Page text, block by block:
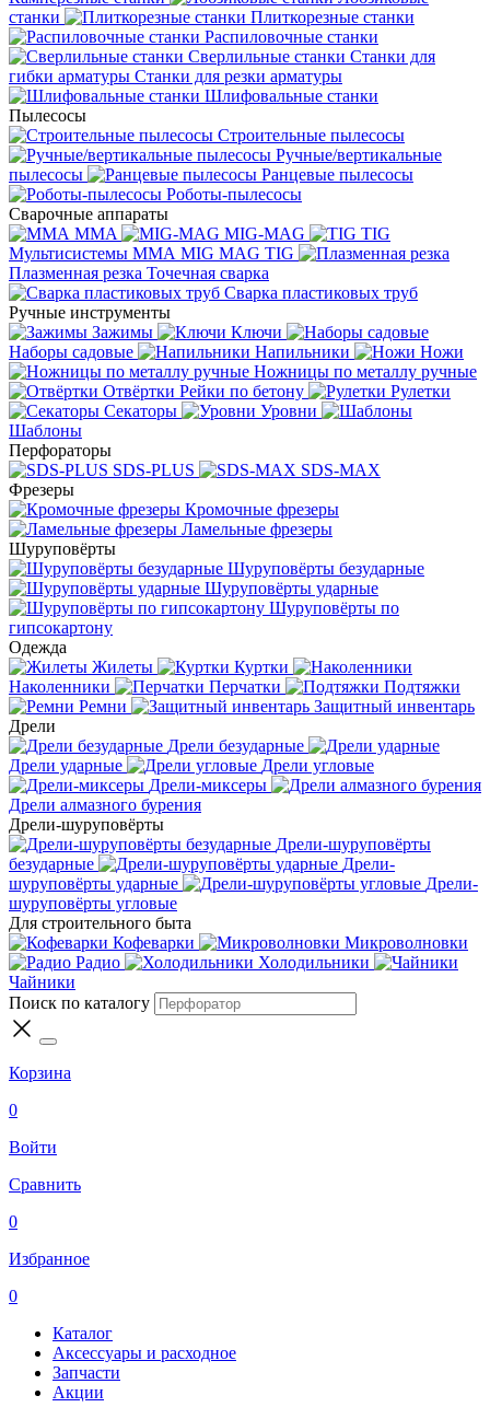
станки
Плиткорезные станки
Распиловочные станки
Сверлильные станки Станки для
гибки арматуры Станки для резки арматуры
Шлифовальные станки
Пылесосы
Строительные пылесосы
Ручные/вертикальные
пылесосы
Ранцевые пылесосы
Роботы-пылесосы
Сварочные аппараты
MMA
MIG-MAG
TIG
Мультисистемы ММА MIG MAG TIG
Плазменная резка Точечная сварка
Cварка пластиковых труб
Ручные инструменты
Зажимы
Ключи
Наборы садовые
Напильники
Ножи
Ножницы по металлу ручные
Отвёртки Рейки по бетону
Рулетки
Секаторы
Уровни
Шаблоны
Перфораторы
SDS-PLUS
SDS-MAX
Фрезеры
Кромочные фрезеры
Ламельные фрезеры
Шуруповёрты
Шуруповёрты безударные
Шуруповёрты ударные
Шуруповёрты по
гипсокартону
Одежда
Жилеты
Куртки
Наколенники
Перчатки
Подтяжки
Ремни
Защитный инвентарь
Дрели
Дрели безударные
Дрели ударные
Дрели угловые
Дрели-миксеры
Дрели алмазного бурения
Дрели-шуруповёрты
Дрели-шуруповёрты
безударные
Дрели-
шуруповёрты ударные
Дрели-
шуруповёрты угловые
Для строительного быта
Кофеварки
Микроволновки
Радио
Холодильники
Чайники
Поиск по каталогу
Корзина
0
Войти
Сравнить
0
Избранное
0
Каталог
Аксессуары и расходное
Запчасти
Акции